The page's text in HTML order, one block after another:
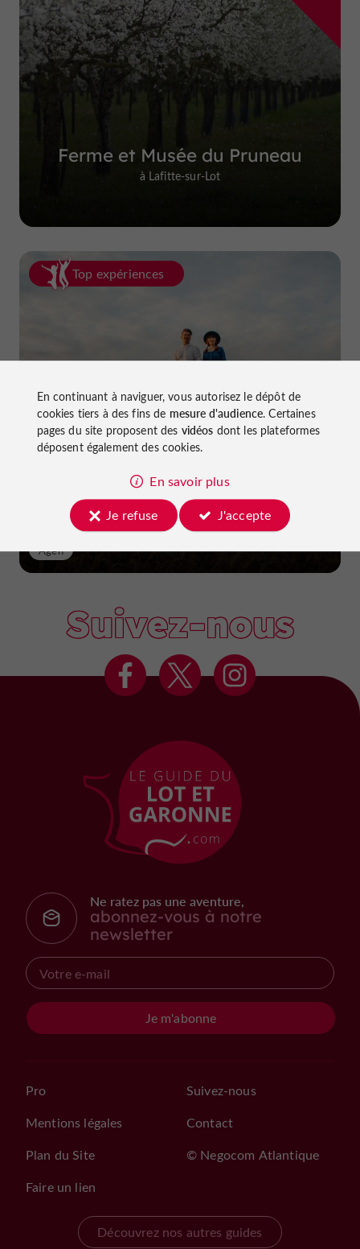
Ferme et Musée du Pruneau
à Lafitte-sur-Lot
Top expériences
La van life dans le Lot-et-Garonne
Agen
Suivez-nous
Ne ratez pas une aventure,
abonnez-vous à notre
newsletter
Je m'abonne
Pro
Mentions légales
Plan du Site
Faire un lien
Suivez-nous
Contact
© Negocom Atlantique
Découvrez nos autres guides
En continuant à naviguer, vous autorisez le dépôt de
cookies tiers à des fins de mesure d'audience. Certaines
pages du site proposent des vidéos dont les plateformes
déposent également des cookies.
En savoir plus
Je refuse
J'accepte